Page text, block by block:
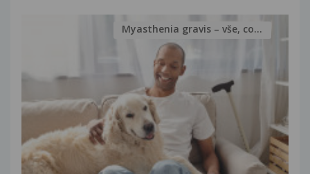
Myasthenia gravis – vše, co...